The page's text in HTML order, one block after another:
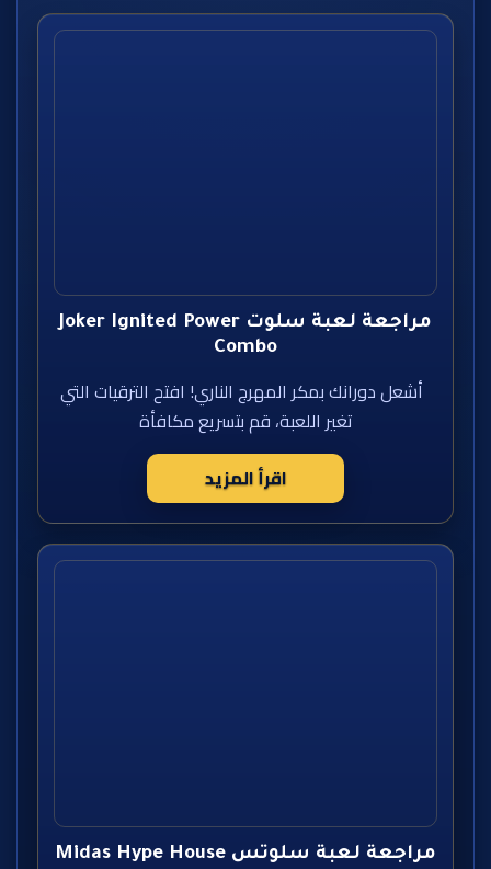
مراجعة لعبة سلوت Joker Ignited Power
Combo
أشعل دورانك بمكر المهرج الناري! افتح الترقيات التي
تغير اللعبة، قم بتسريع مكافأة
اقرأ المزيد
مراجعة لعبة سلوتس Midas Hype House